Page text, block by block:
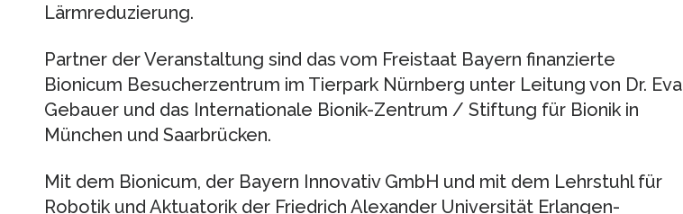
Lärmreduzierung.
Partner der Veranstaltung sind das vom Freistaat Bayern finanzierte
Bionicum Besucherzentrum im Tierpark Nürnberg unter Leitung von Dr. Eva
Gebauer und das Internationale Bionik-Zentrum / Stiftung für Bionik in
München und Saarbrücken.
Mit dem Bionicum, der Bayern Innovativ GmbH und mit dem Lehrstuhl für
Robotik und Aktuatorik der Friedrich Alexander Universität Erlangen-